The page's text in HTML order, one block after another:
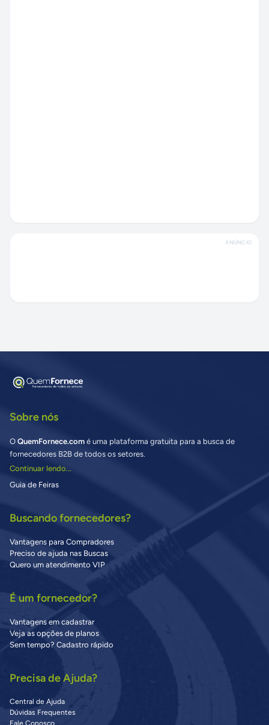
ANÚNCIO
Sobre nós
O QuemFornece.com é uma plataforma gratuita para a busca de
fornecedores B2B de todos os setores.
Continuar lendo...
Guia de Feiras
Buscando fornecedores?
Vantagens para Compradores
Preciso de ajuda nas Buscas
Quero um atendimento VIP
É um fornecedor?
Vantagens em cadastrar
Veja as opções de planos
Sem tempo? Cadastro rápido
Precisa de Ajuda?
Central de Ajuda
Dúvidas Frequentes
Fale Conosco